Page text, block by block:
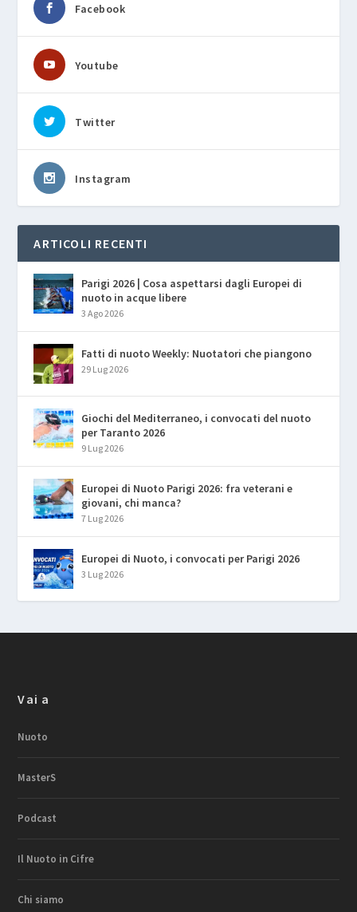
Facebook
Youtube
Twitter
Instagram
ARTICOLI RECENTI
Parigi 2026 | Cosa aspettarsi dagli Europei di
nuoto in acque libere
3 Ago 2026
Fatti di nuoto Weekly: Nuotatori che piangono
29 Lug 2026
Giochi del Mediterraneo, i convocati del nuoto
per Taranto 2026
9 Lug 2026
Europei di Nuoto Parigi 2026: fra veterani e
giovani, chi manca?
7 Lug 2026
Europei di Nuoto, i convocati per Parigi 2026
3 Lug 2026
Vai a
Nuoto
MasterS
Podcast
Il Nuoto in Cifre
Chi siamo